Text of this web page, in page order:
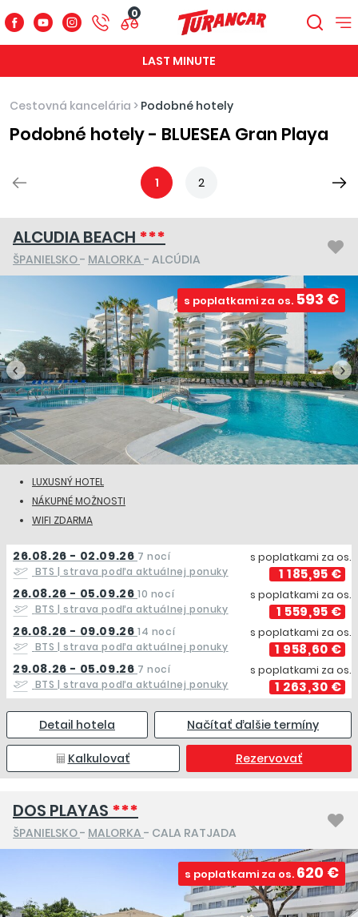
0
LAST MINUTE
Cestovná kancelária > Podobné hotely
Podobné hotely - BLUESEA Gran Playa
1 2
ALCUDIA BEACH ***
ŠPANIELSKO- MALORKA - ALCÚDIA
s poplatkami za os. 593 €
LUXUSNÝ HOTEL
NÁKUPNÉ MOŽNOSTI
WIFI ZDARMA
26.08.26 - 02.09.26 7 nocí
BTS| strava podľa aktuálnej ponuky
s poplatkami za os.
1 185,95 €
26.08.26 - 05.09.26 10 nocí
BTS| strava podľa aktuálnej ponuky
s poplatkami za os.
1 559,95 €
26.08.26 - 09.09.26 14 nocí
BTS| strava podľa aktuálnej ponuky
s poplatkami za os.
1 958,60 €
29.08.26 - 05.09.26 7 nocí
BTS| strava podľa aktuálnej ponuky
s poplatkami za os.
1 263,30 €
Detail hotela Načítať ďalšie termíny
Kalkulovať Rezervovať
DOS PLAYAS ***
ŠPANIELSKO- MALORKA - CALA RATJADA
s poplatkami za os. 620 €